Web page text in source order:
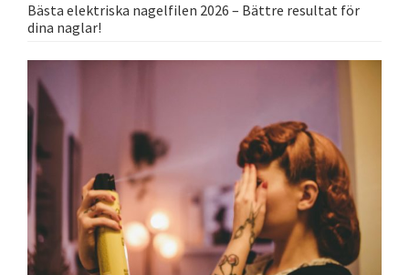
Bästa elektriska nagelfilen 2026 – Bättre resultat för
dina naglar!